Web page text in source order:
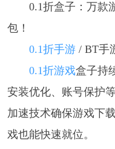
0.1折盒子：万款
包！
0.1折手游/ BT手
0.1折游戏盒子持
安装优化、账号保护
加速技术确保游戏下
戏也能快速就位。